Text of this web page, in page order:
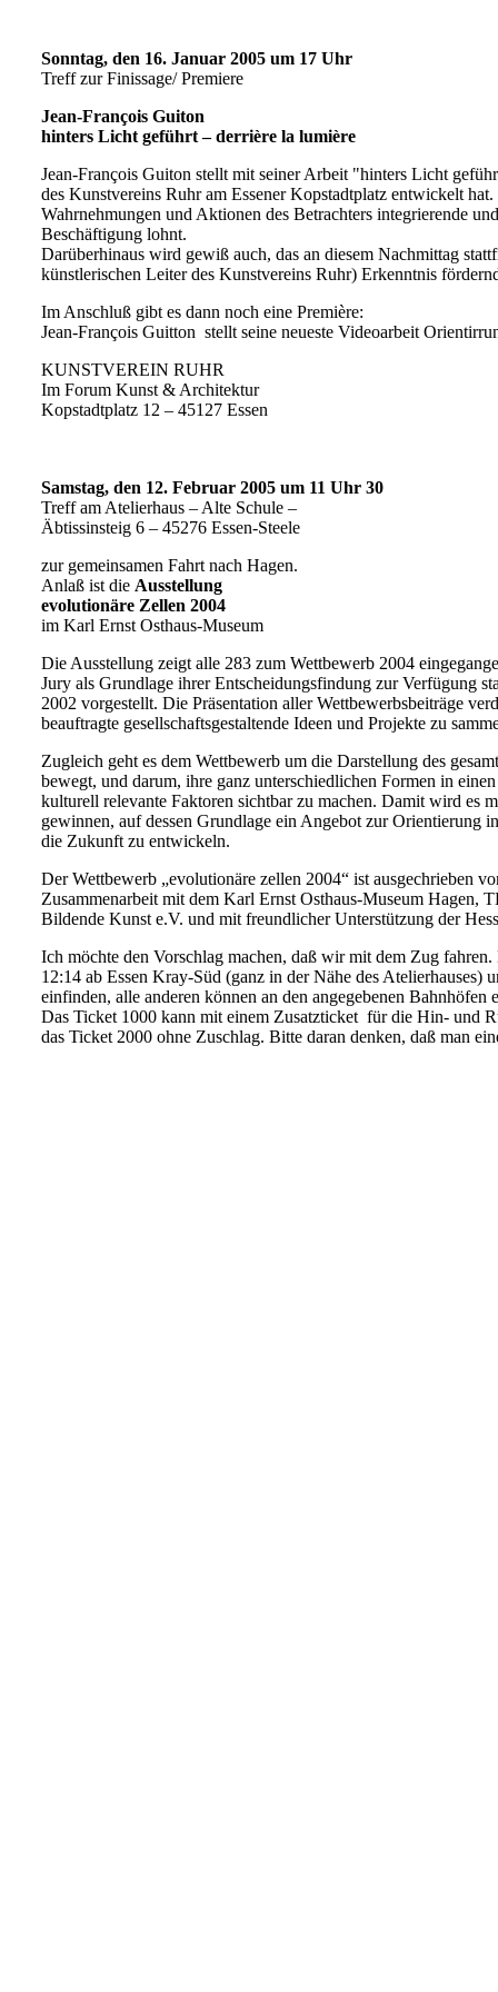
Sonntag, den 16. Januar 2005 um 17 Uhr
Treff zur Finissage/ Premiere
Jean-François Guiton
hinters Licht geführt – derrière la lumière
Jean-François Guiton stellt mit seiner Arbeit "hinters Licht
des Kunstvereins Ruhr am Essener Kopstadtplatz entwickelt
Wahrnehmungen und Aktionen des Betrachters integrierende
Beschäftigung lohnt.
Darüberhinaus wird gewiß auch, das an diesem Nachmittag
künstlerischen Leiter des Kunstvereins Ruhr) Erkenntnis
Im Anschluß gibt es dann noch eine Première:
Jean-François Guitton stellt seine neueste Videoarbeit
KUNSTVEREIN RUHR
Im Forum Kunst & Architektur
Kopstadtplatz 12 – 45127 Essen
Samstag, den 12. Februar 2005 um 11 Uhr 30
Treff am Atelierhaus – Alte Schule –
Äbtissinsteig 6 – 45276 Essen-Steele
zur gemeinsamen Fahrt nach Hagen.
Anlaß ist die Ausstellung
evolutionäre Zellen 2004
im Karl Ernst Osthaus-Museum
Die Ausstellung zeigt alle 283 zum Wettbewerb 2004
Jury als Grundlage ihrer Entscheidungsfindung zur Verfügung
2002 vorgestellt. Die Präsentation aller Wettbewerbsbeiträge
beauftragte gesellschaftsgestaltende Ideen und Projekte zu
Zugleich geht es dem Wettbewerb um die Darstellung des
bewegt, und darum, ihre ganz unterschiedlichen Formen in
kulturell relevante Faktoren sichtbar zu machen. Damit wird es
gewinnen, auf dessen Grundlage ein Angebot zur Orientierung
die Zukunft zu entwickeln.
Der Wettbewerb „evolutionäre zellen 2004“ ist ausgechrieben
Zusammenarbeit mit dem Karl Ernst Osthaus-Museum
Bildende Kunst e.V. und mit freundlicher Unterstützung der
Ich möchte den Vorschlag machen, daß wir mit dem Zug
12:14 ab Essen Kray-Süd (ganz in der Nähe des
einfinden, alle anderen können an den angegebenen Bahnhöfen
Das Ticket 1000 kann mit einem Zusatzticket für die Hin- und
das Ticket 2000 ohne Zuschlag. Bitte daran denken, daß man